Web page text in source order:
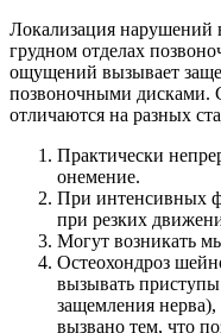
Локализация
грудном отделах
ощущений вызывает
позвоночными дисками.
отличаются на разных
Практически
онемение.
При интенсивных
при резких
Могут возникать
Остеохондроз
вызывать приступы
защемления
вызвано тем, что